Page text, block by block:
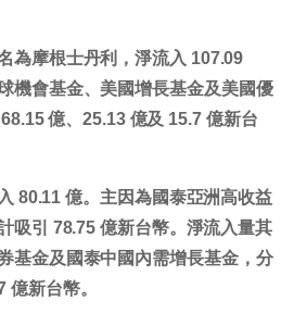
為摩根士丹利 ，淨流入 107.09
機會基金、 美國增長基金及美國優
億、25.13 億及 15.7 億新台
80.11 億。主因為國泰亞洲高收益
吸引 78.75 億新台幣。淨流入量其
基金及 國泰中國內需增長基金，分
億新台幣。